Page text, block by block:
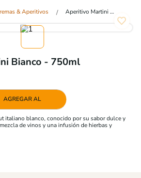
& Aperitivos Aperitivo Martini Bianco - 750ml
Bianco - 750ml
AGREGAR AL
italiano blanco, conocido por su sabor dulce y
de vinos y una infusión de hierbas y